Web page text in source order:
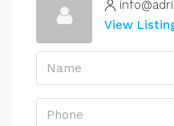
View